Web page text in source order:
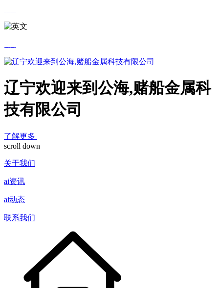
辽宁欢迎来到公海,赌船金属科
技有限公司
了解更多
scroll down
关于我们
ai资讯
ai动态
联系我们